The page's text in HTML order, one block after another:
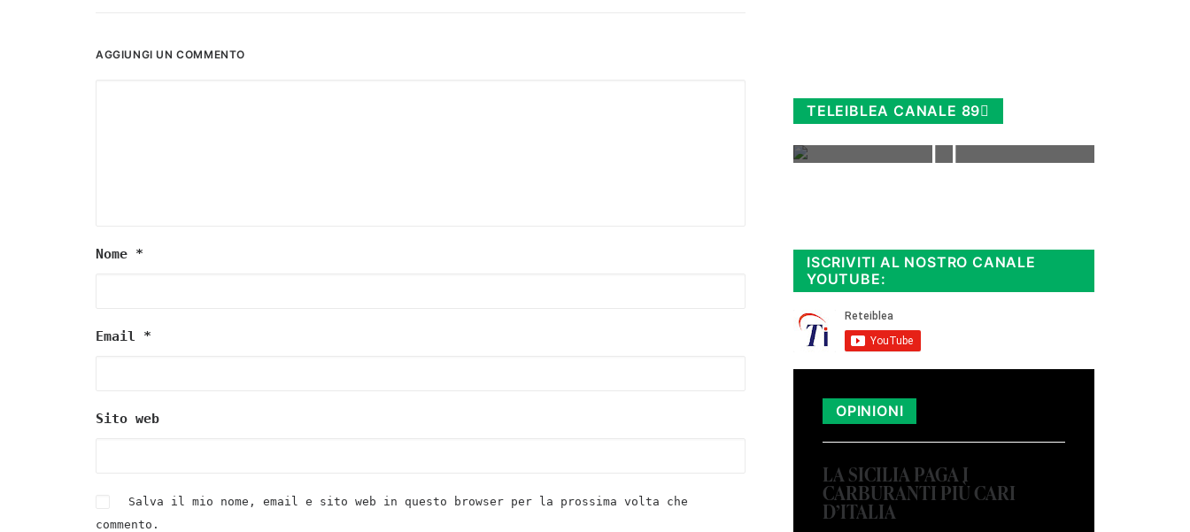
AGGIUNGI UN COMMENTO
Nome *
Email *
Sito web
Salva il mio nome, email e sito web in questo browser per la prossima volta che
commento.
TELEIBLEA CANALE 89
ISCRIVITI AL NOSTRO CANALE
YOUTUBE:
OPINIONI
LA SICILIA PAGA I
CARBURANTI PIÙ CARI
D’ITALIA